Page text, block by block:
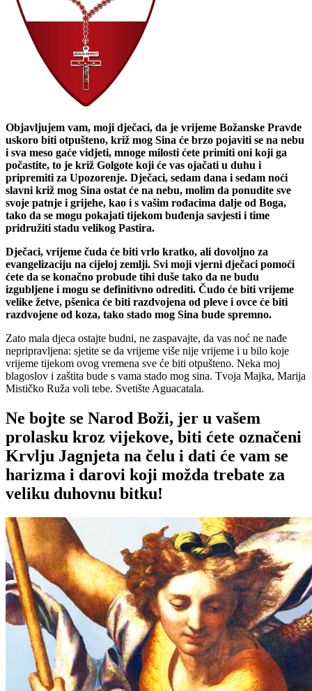
Objavljujem vam, moji dječaci, da je vrijeme Božanske Pravde
uskoro biti otpušteno, križ mog Sina će brzo pojaviti se na nebu
i sva meso gaće vidjeti, mnoge milosti ćete primiti oni koji ga
počastite, to je križ Golgote koji će vas ojačati u duhu i
pripremiti za Upozorenje. Dječaci, sedam dana i sedam noći
slavni križ mog Sina ostat će na nebu, molim da ponudite sve
svoje patnje i grijehe, kao i s vašim rođacima dalje od Boga,
tako da se mogu pokajati tijekom buđenja savjesti i time
pridružiti stadu velikog Pastira.
Dječaci, vrijeme čuda će biti vrlo kratko, ali dovoljno za
evangelizaciju na cijeloj zemlji. Svi moji vjerni dječaci pomoći
ćete da se konačno probude tihi duše tako da ne budu
izgubljene i mogu se definitivno odrediti. Čudo će biti vrijeme
velike žetve, pšenica će biti razdvojena od pleve i ovce će biti
razdvojene od koza, tako stado mog Sina bude spremno.
Zato mala djeca ostajte budni, ne zaspavajte, da vas noć ne nađe
nepripravljena: sjetite se da vrijeme više nije vrijeme i u bilo koje
vrijeme tijekom ovog vremena sve će biti otpušteno. Neka moj
blagoslov i zaštita bude s vama stado mog sina. Tvoja Majka, Marija
Mističko Ruža voli tebe. Svetište Aguacatala.
Ne bojte se Narod Boži, jer u vašem
prolasku kroz vijekove, biti ćete označeni
Krvlju Jagnjeta na čelu i dati će vam se
harizma i darovi koji možda trebate za
veliku duhovnu bitku!